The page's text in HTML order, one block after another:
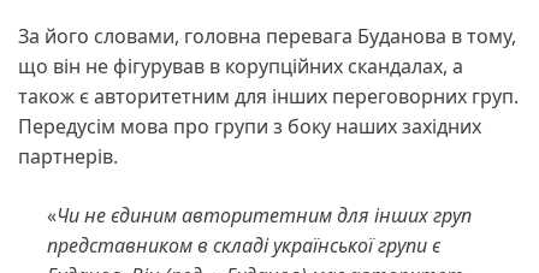
За його словами, головна перевага Буданова в тому,
що він не фігурував в корупційних скандалах, а
також є авторитетним для інших переговорних груп.
Передусім мова про групи з боку наших західних
партнерів.
«Чи не єдиним авторитетним для інших груп
представником в складі української групи є